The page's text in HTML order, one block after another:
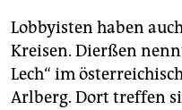
Lobbyisten haben
Kreisen. Dierßen
Lech“ im
Arlberg. Dort treffen